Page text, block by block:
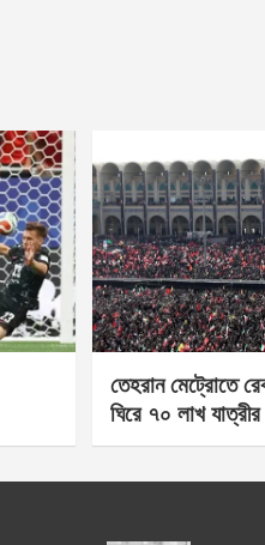
তেহরান মেট্রোতে
ঘিরে ৭০ লাখ যাত্রীর